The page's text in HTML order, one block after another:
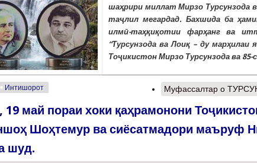
шаҳрири миллат Мирзо Турсунзода
таҷлил мегардад. Бахшида ба
илмӣ-таҳқиқотии фарҳанг ва
“Турсунзода ва Лоиқ – ду марҳилаи
Тоҷикистон Мирзо Турсунзода ва
Интишорот Муфассалтар о
19 май пораи хоки қаҳрамонони
Шоҳтемур ва сиёсатмадори маъруф
шуд.